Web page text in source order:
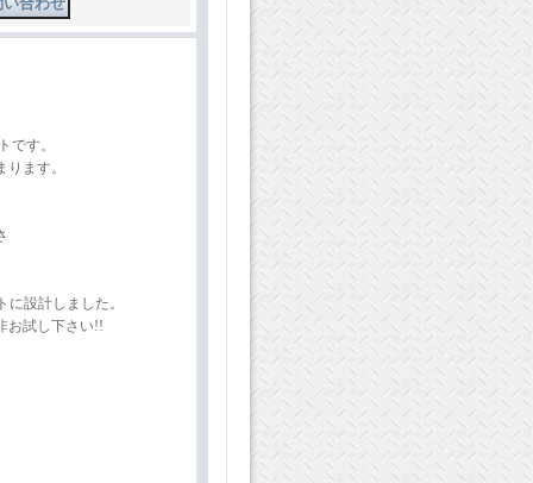
です。
ます。
設計しました。
お試し下さい!!